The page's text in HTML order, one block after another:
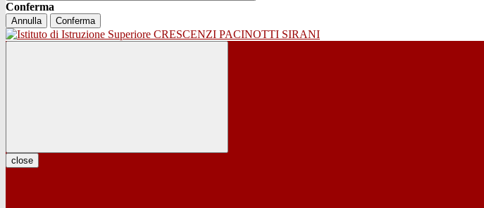
Conferma
Annulla Conferma
close